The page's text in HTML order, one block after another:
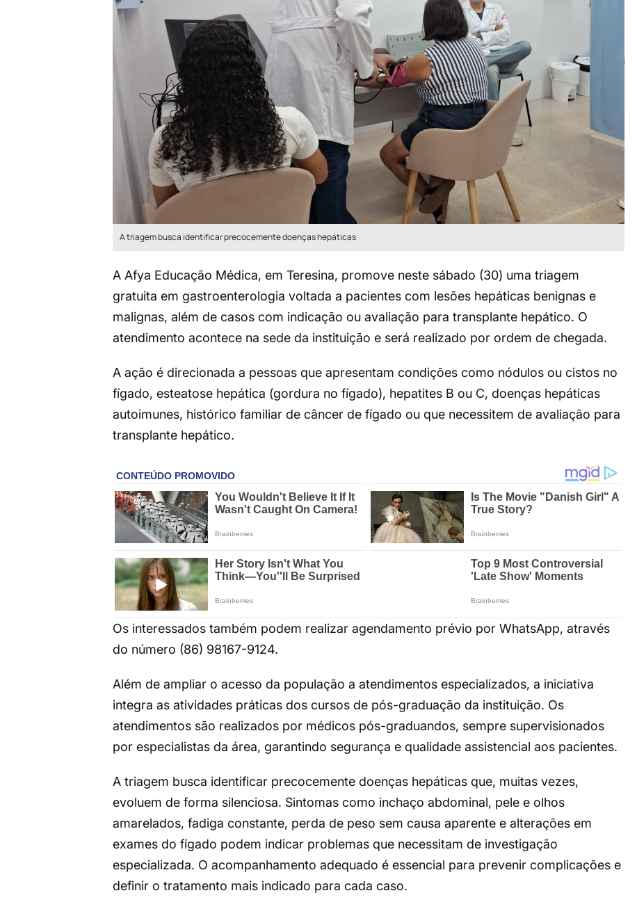
A triagem busca identificar precocemente doenças hepáticas
A Afya Educação Médica, em Teresina, promove neste sábado (30) uma triagem
gratuita em gastroenterologia voltada a pacientes com lesões hepáticas benignas e
malignas, além de casos com indicação ou avaliação para transplante hepático. O
atendimento acontece na sede da instituição e será realizado por ordem de chegada.
A ação é direcionada a pessoas que apresentam condições como nódulos ou cistos no
fígado, esteatose hepática (gordura no fígado), hepatites B ou C, doenças hepáticas
autoimunes, histórico familiar de câncer de fígado ou que necessitem de avaliação para
transplante hepático.
Os interessados também podem realizar agendamento prévio por WhatsApp, através
do número (86) 98167-9124.
Além de ampliar o acesso da população a atendimentos especializados, a iniciativa
integra as atividades práticas dos cursos de pós-graduação da instituição. Os
atendimentos são realizados por médicos pós-graduandos, sempre supervisionados
por especialistas da área, garantindo segurança e qualidade assistencial aos pacientes.
A triagem busca identificar precocemente doenças hepáticas que, muitas vezes,
evoluem de forma silenciosa. Sintomas como inchaço abdominal, pele e olhos
amarelados, fadiga constante, perda de peso sem causa aparente e alterações em
exames do fígado podem indicar problemas que necessitam de investigação
especializada. O acompanhamento adequado é essencial para prevenir complicações e
definir o tratamento mais indicado para cada caso.